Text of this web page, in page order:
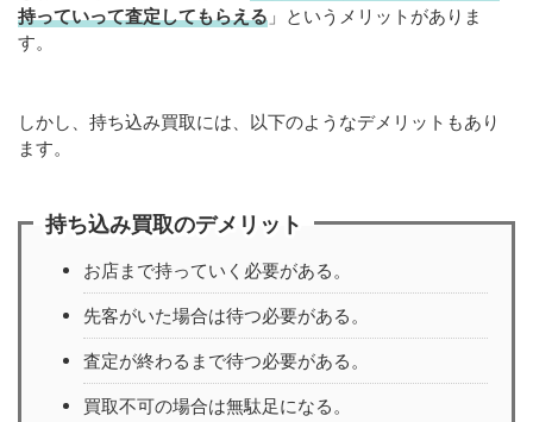
持っていって査定してもらえる 」というメリットがありま
す。
しかし、持ち込み買取には、以下のようなデメリットもあり
ます。
持ち込み買取のデメリット
お店まで持っていく必要がある。
先客がいた場合は待つ必要がある。
査定が終わるまで待つ必要がある。
買取不可の場合は無駄足になる。